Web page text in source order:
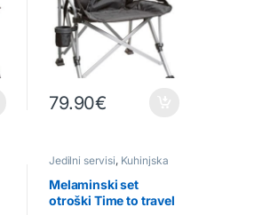
79.90€
Jedilni servisi, Kuhinjska
Otroški servis
Melaminski set
otroški Time to travel